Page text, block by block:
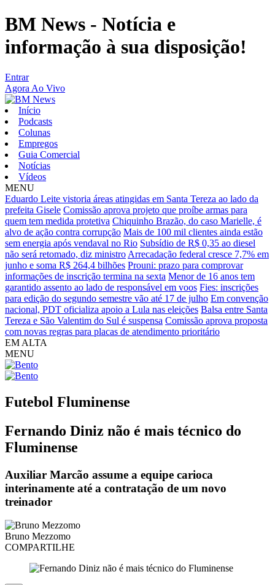
BM News - Notícia e
informação à sua disposição!
Entrar
Agora Ao Vivo
Início
Podcasts
Colunas
Empregos
Guia Comercial
Notícias
Vídeos
MENU
Eduardo Leite vistoria áreas atingidas em Santa Tereza ao lado da
prefeita Gisele Comissão aprova projeto que proíbe armas para
quem tem medida protetiva Chiquinho Brazão, do caso Marielle, é
alvo de ação contra corrupção Mais de 100 mil clientes ainda estão
sem energia após vendaval no Rio Subsídio de R$ 0,35 ao diesel
não será retomado, diz ministro Arrecadação federal cresce 7,7% em
junho e soma R$ 264,4 bilhões Prouni: prazo para comprovar
informações de inscrição termina na sexta Menor de 16 anos tem
garantido assento ao lado de responsável em voos Fies: inscrições
para edição do segundo semestre vão até 17 de julho Em convenção
nacional, PDT oficializa apoio a Lula nas eleições Balsa entre Santa
Tereza e São Valentim do Sul é suspensa Comissão aprova proposta
com novas regras para placas de atendimento prioritário
EM ALTA
MENU
Futebol Fluminense
Fernando Diniz não é mais técnico do
Fluminense
Auxiliar Marcão assume a equipe carioca
interinamente até a contratação de um novo
treinador
Bruno Mezzomo
COMPARTILHE